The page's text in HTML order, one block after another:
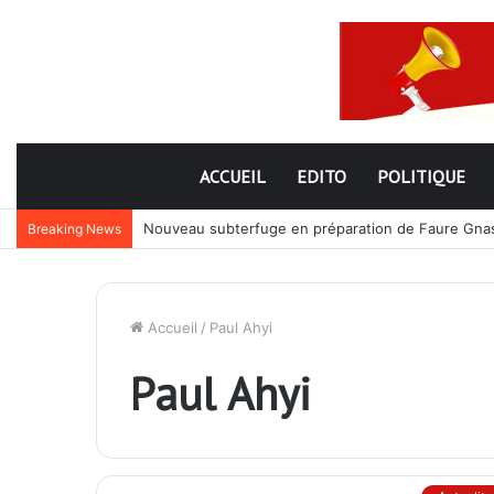
ACCUEIL EDITO POLITIQUE
Breaking News Nouveau subterfuge en préparation de Faure
Accueil / Paul Ahyi
Paul Ahyi